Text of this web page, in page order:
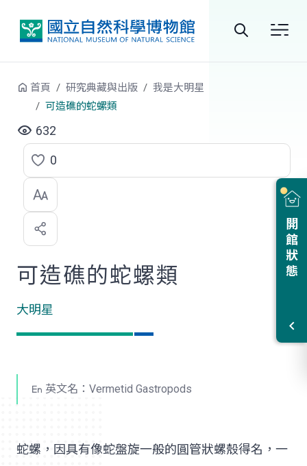
開館狀態
首頁 研究典藏與出版
我是大明星
可造礁的蛇螺類
632
點
選
喜
歡
0
可造礁的蛇螺類
大明星
英文名：Vermetid Gastropods
蛇螺，因具有像蛇盤旋一般的圓管狀螺殼得名，一